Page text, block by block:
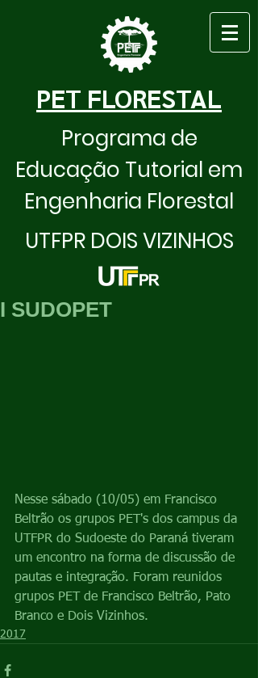
PET FLORESTAL
Programa de
Educação Tutorial em
Engenharia Florestal
UTFPR DOIS VIZINHOS
I SUDOPET
Nesse sábado (10/05) em Francisco
Beltrão os grupos PET's dos campus da
UTFPR do Sudoeste do Paraná tiveram
um encontro na forma de discussão de
pautas e integração. Foram reunidos
grupos PET de Francisco Beltrão, Pato
Branco e Dois Vizinhos.
2017